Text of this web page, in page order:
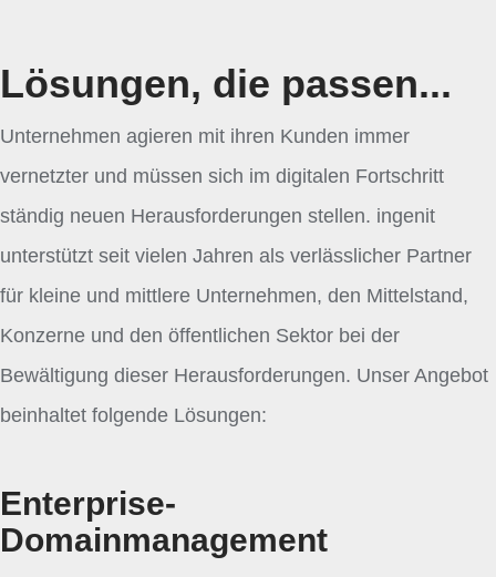
Lösungen, die passen...
Unternehmen agieren mit ihren Kunden immer
vernetzter und müssen sich im digitalen Fortschritt
ständig neuen Herausforderungen stellen. ingenit
unterstützt seit vielen Jahren als verlässlicher Partner
für kleine und mittlere Unternehmen, den Mittelstand,
Konzerne und den öffentlichen Sektor bei der
Bewältigung dieser Herausforderungen. Unser Angebot
beinhaltet folgende Lösungen:
Enterprise-
Domainmanagement